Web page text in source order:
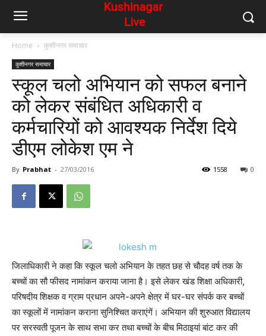
Home कुशीनगर समाचार
कुशीनगर समाचार
स्कूल चलो अभियान को सफल बनाने
को लेकर संबंधित अधिकारी व
कर्मचारियों को आवश्यक निर्देश दिये
डीएम लोकेश एम ने
By Prabhat - 27/03/2016 0
1558
जिलाधिकारी ने कहा कि स्कूल चलो अभियान के तहत छह से चौदह वर्ष तक के
बच्चों का सौ फीसद नामांकन कराया जाना है। इसे लेकर खंड शिक्षा अधिकारी,
परिषदीय शिक्षक व ग्राम प्रधान अपने-अपने क्षेत्र में घर-घर संपर्क कर बच्चों
का स्कूलों में नामांकन कराना सुनिश्चित कराएंगें। अभियान की शुरुआत विद्यालय
पर सरस्वती पूजन के साथ सभा कर तथा बच्चों के बीच मिठाइयां बांट कर की